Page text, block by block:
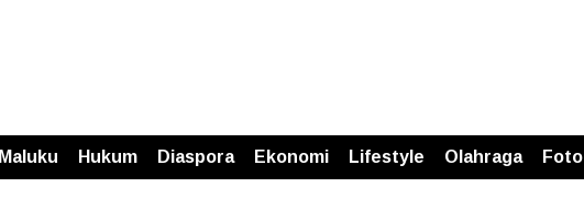
Maluku Hukum Diaspora Ekonomi Lifestyle Olahraga Foto